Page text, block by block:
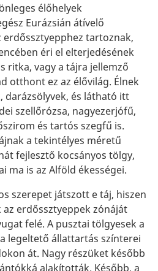
élőhelyek
Eurázsián átívelő
erdőssztyepphez tartoznak,
éri el elterjedésének
ritka, vagy a tájra jellemző
otthont ez az élővilág. Élnek
darázsölyvek, és látható itt
szellőrózsa, nagyezerjófű,
és tartós szegfű is.
a tekintélyes méretű
fejlesztő kocsányos tölgy,
ma is az Alföld ékességei.
szerepet játszott e táj, hiszen
erdőssztyeppek zónáját
felé. A pusztai tölgyesek a
legeltető állattartás színterei
át. Nagy részüket később
alakították. Később, a